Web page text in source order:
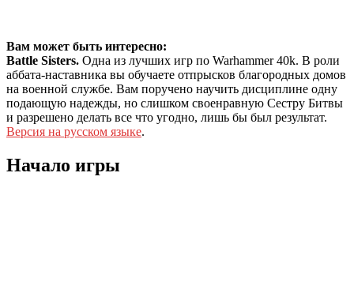
Вам может быть интересно:
Battle Sisters. Одна из лучших игр по Warhammer 40k. В роли
аббата-наставника вы обучаете отпрысков благородных домов
на военной службе. Вам поручено научить дисциплине одну
подающую надежды, но слишком своенравную Сестру Битвы
и разрешено делать все что угодно, лишь бы был результат.
Версия на русском языке.
Начало игры